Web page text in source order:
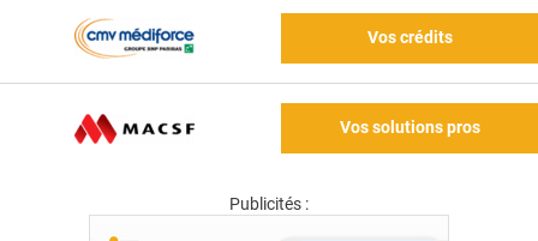
Vos crédits
Vos solutions pros
Publicités :